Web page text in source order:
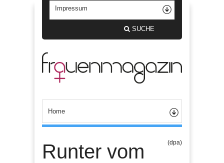
SUCHE
Runter vom
(dpa)